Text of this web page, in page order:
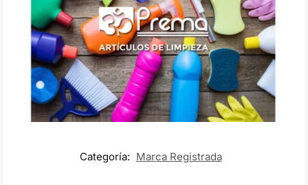
Categoría: Marca Registrada